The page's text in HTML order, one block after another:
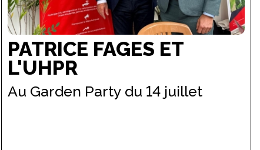
PATRICE FAGES ET
L'UHPR
Au Garden Party du 14 juillet